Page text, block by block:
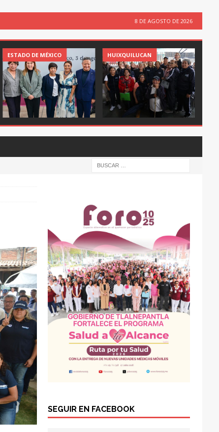
8 DE AGOSTO DE 2026
ESTADO DE MÉXICO HUIXQUILUCAN
SEGUIR EN FACEBOOK